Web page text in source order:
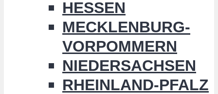
HESSEN
MECKLENBURG-
VORPOMMERN
NIEDERSACHSEN
RHEINLAND-PFALZ